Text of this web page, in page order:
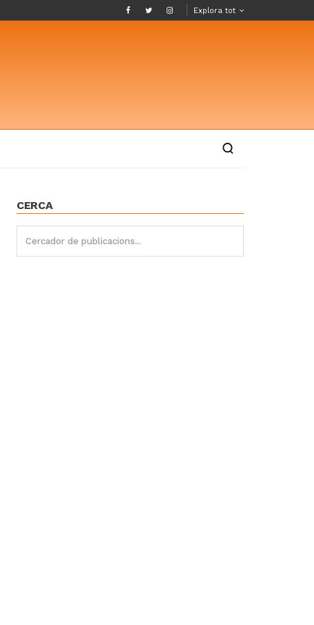
Explora tot
CERCA